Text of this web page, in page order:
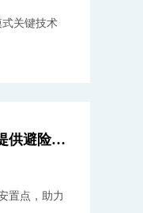
关键技术
上甸子国家大气本底站为群众提供避险安置点，助力当地政府应对台风“巴威”强降水天气
置点，助力